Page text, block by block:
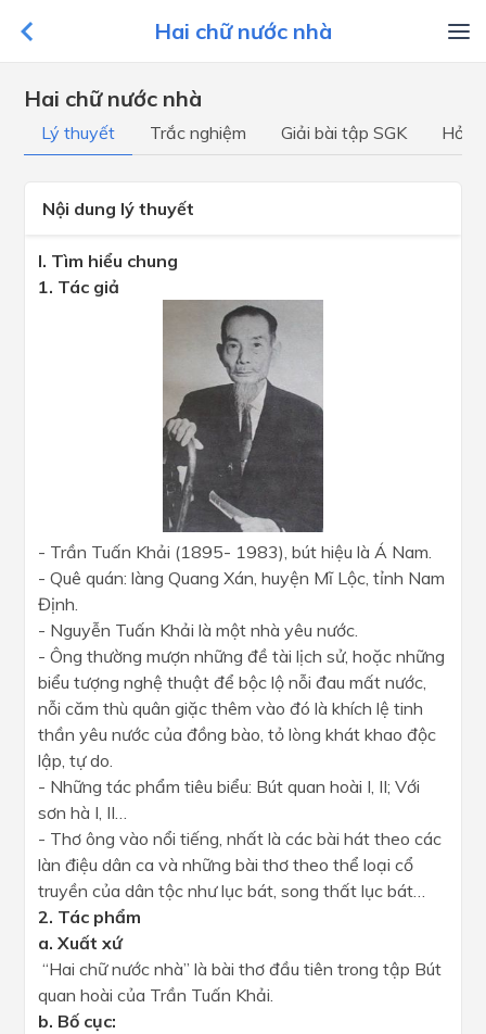
Hai chữ nước nhà
Hai chữ nước nhà
Lý thuyết Trắc nghiệm Giải bài tập SGK Hỏi
Nội dung lý thuyết
I. Tìm hiểu chung
1. Tác giả
- Trần Tuấn Khải (1895- 1983), bút hiệu là Á Nam.
- Quê quán: làng Quang Xán, huyện Mĩ Lộc, tỉnh Nam
Định.
- Nguyễn Tuấn Khải là một nhà yêu nước.
- Ông thường mượn những đề tài lịch sử, hoặc những
biểu tượng nghệ thuật để bộc lộ nỗi đau mất nước,
nỗi căm thù quân giặc thêm vào đó là khích lệ tinh
thần yêu nước của đồng bào, tỏ lòng khát khao độc
lập, tự do.
- Những tác phẩm tiêu biểu: Bút quan hoài I, II; Với
sơn hà I, II…
- Thơ ông vào nổi tiếng, nhất là các bài hát theo các
làn điệu dân ca và những bài thơ theo thể loại cổ
truyền của dân tộc như lục bát, song thất lục bát…
2. Tác phẩm
a. Xuất xứ
“Hai chữ nước nhà” là bài thơ đầu tiên trong tập Bút
quan hoài của Trần Tuấn Khải.
b. Bố cục: